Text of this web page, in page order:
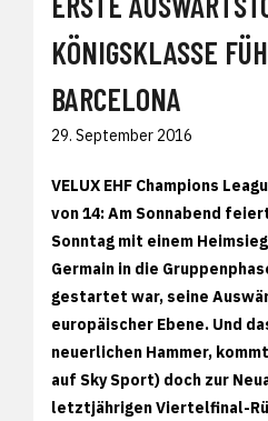
KÖNIGSKLASSE
BARCELONA
29. September 2016
VELUX EHF Champions
von 14: Am Sonnabend
Sonntag mit einem
Germain in die
gestartet war, seine
europäischer Ebene. Und
neuerlichen Hammer,
auf Sky Sport) doch zur
letztjährigen Viertelfinal-